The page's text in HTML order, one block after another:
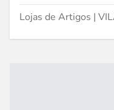
Lojas de Artigos |